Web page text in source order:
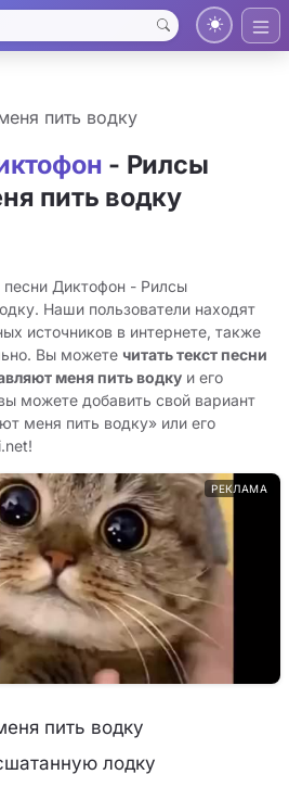
пить водку
- Рилсы
пить водку
песни Диктофон - Рилсы
Наши пользователи находят
источников в интернете, также
Вы можете читать текст песни
меня пить водку и его
можете добавить свой вариант
меня пить водку» или его
РЕКЛАМА
пить водку
лодку